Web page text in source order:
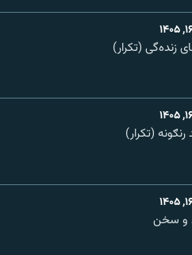
زنده‌گی (تکرار)
رنګونه (تکرار)
و سخن